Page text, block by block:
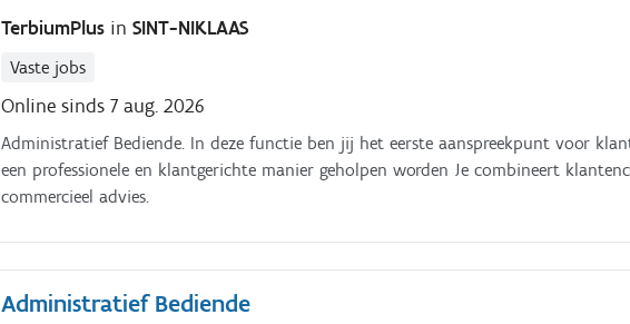
klantgerichte service Dankzij jouw nauwkeurige aanpak beschikken klanten en
informatie en verlopen de processen efficiënt
TerbiumPlus inSINT-NIKLAAS
Vaste jobs
Online sinds 7 aug. 2026
Administratief Bediende. In deze functie ben jij het eerste aanspreekpunt voor
een professionele en klantgerichte manier geholpen worden Je combineert
commercieel advies.
Administratief Bediende